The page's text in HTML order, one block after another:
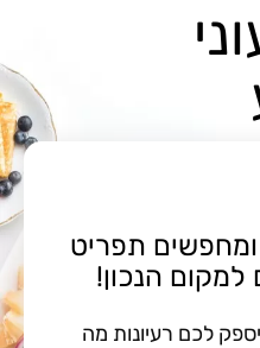
ומחפשים תפריט
הנכון!
לכם רעיונות מה